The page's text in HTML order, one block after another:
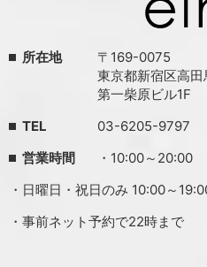
所在地
〒169-0075
東京都新宿区高
第一柴原ビル1F
TEL
03-6205-9797
営業時間
・10:00～20:00
・日曜日・祝日のみ 10:00～
・事前ネット予約で22時まで